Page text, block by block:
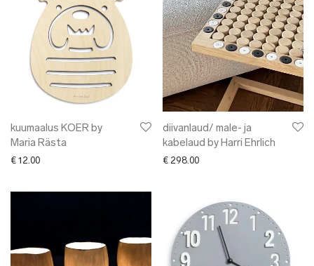
kuumaalus KOER by
Maria Rästa
€ 12.00
diivanlaud/ male- ja
kabelaud by Harri Ehrlich
€ 298.00